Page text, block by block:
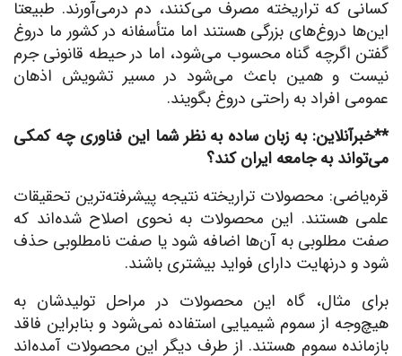
کسانی که تراریخته مصرف می‌کنند، دم درمی‌آورند. طبیعتا
این‌ها دروغ‌های بزرگی هستند اما متأسفانه در کشور ما دروغ
گفتن اگرچه گناه محسوب می‌شود، اما در حیطه قانونی جرم
نیست و همین باعث می‌شود در مسیر تشویش اذهان
عمومی افراد به راحتی دروغ بگویند.
**خبرآنلاین: به زبان ساده به نظر شما این فناوری چه کمکی
می‌تواند به جامعه ایران کند؟
قره‌یاضی: محصولات تراریخته نتیجه پیشرفته‌ترین تحقیقات
علمی هستند. این محصولات به نحوی اصلاح شده‌اند که
صفت مطلوبی به آن‌ها اضافه شود یا صفت نامطلوبی حذف
شود و درنهایت دارای فواید بیشتری باشند.
برای مثال، گاه این محصولات در مراحل تولیدشان به
هیچ‌وجه از سموم شیمیایی استفاده نمی‌شود و بنابراین فاقد
بازمانده سموم هستند. از طرف دیگر این محصولات آمده‌اند